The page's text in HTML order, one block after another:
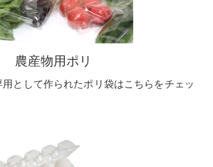
農産物用ポリ
として作られたポリ袋はこちらをチェッ